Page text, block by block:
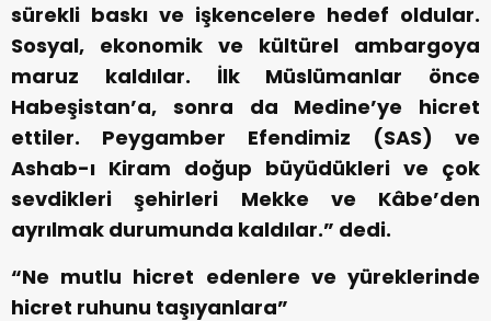
sürekli baskı ve işkencelere hedef oldular.
Sosyal, ekonomik ve kültürel ambargoya
maruz kaldılar. İlk Müslümanlar önce
Habeşistan’a, sonra da Medine’ye hicret
ettiler. Peygamber Efendimiz (SAS) ve
Ashab-ı Kiram doğup büyüdükleri ve çok
sevdikleri şehirleri Mekke ve Kâbe’den
ayrılmak durumunda kaldılar.” dedi.
“Ne mutlu hicret edenlere ve yüreklerinde
hicret ruhunu taşıyanlara”